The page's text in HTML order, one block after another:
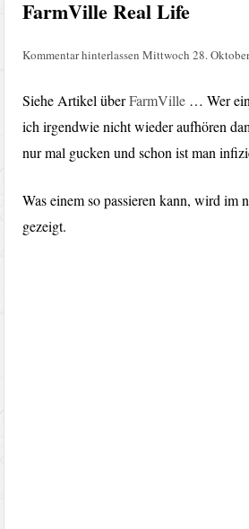
FarmVille Real Life
Kommentar hinterlassen Mittwoch 28.
Siehe Artikel überFarmVille … Wer
ich irgendwie nicht wieder aufhören
nur mal gucken und schon ist man
Was einem so passieren kann, wird im
gezeigt.